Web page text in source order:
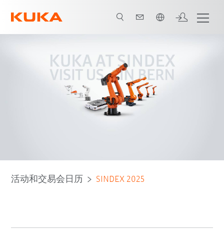
活动和交易会日历 SINDEX 2025